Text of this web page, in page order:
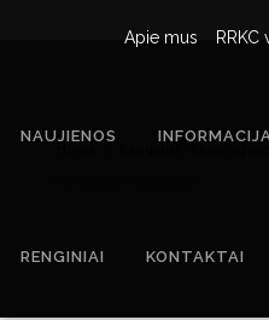
Apie mus RRKC
NAUJIENOS
RENGINIAI KONTAKTAI